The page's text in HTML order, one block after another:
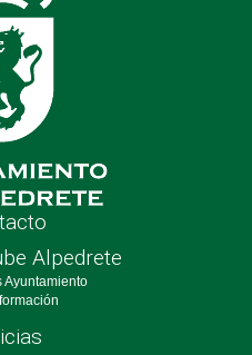
Alpedrete
Ayuntamiento